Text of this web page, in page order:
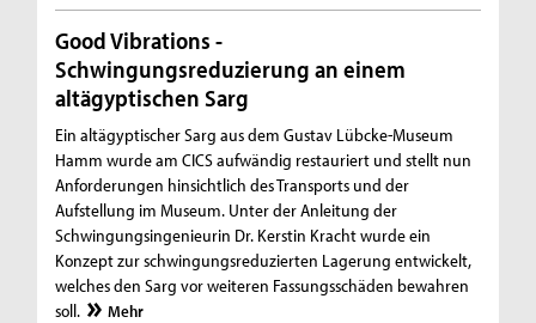
Good Vibrations -
Schwingungsreduzierung an einem
altägyptischen Sarg
Ein altägyptischer Sarg aus dem Gustav Lübcke-Museum
Hamm wurde am CICS aufwändig restauriert und stellt nun
Anforderungen hinsichtlich des Transports und der
Aufstellung im Museum. Unter der Anleitung der
Schwingungsingenieurin Dr. Kerstin Kracht wurde ein
Konzept zur schwingungsreduzierten Lagerung entwickelt,
welches den Sarg vor weiteren Fassungsschäden bewahren
soll.
Mehr